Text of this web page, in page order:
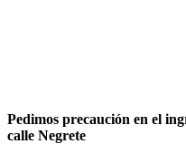
Pedimos precaución en el
calle Negrete